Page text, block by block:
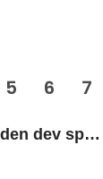
Haliliye Belediyesi’nden dev spor yatırımı: Okçuluk sahası ve kapalı salon yapılıyor
5 6 7